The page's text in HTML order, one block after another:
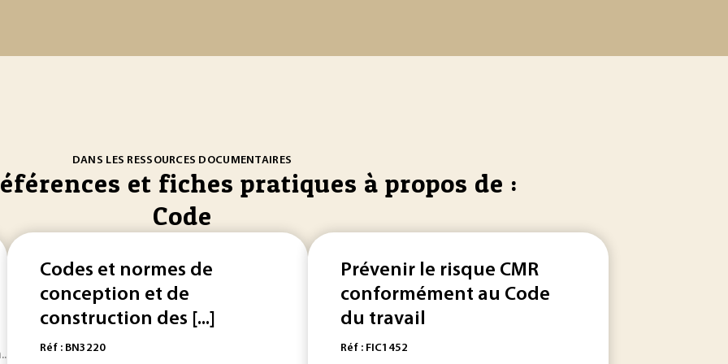
DANS LES RESSOURCES DOCUMENTAIRES
et fiches pratiques à propos de :
Code
Ce code a été établi par la FEFCO et l’ASSCO, pour être utilisé comme système de symboles... habilitées à apporter
Codes et normes de
conception et de
construction des [...]
Réf : BN3220
Prévenir le risque CMR
conformément au Code
du travail
Réf : FIC1452